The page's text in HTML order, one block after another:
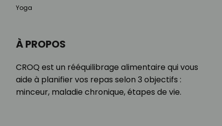
À PROPOS
CROQ est un rééquilibrage alimentaire qui vous
aide à planifier vos repas selon 3 objectifs :
minceur, maladie chronique, étapes de vie.
Yoga